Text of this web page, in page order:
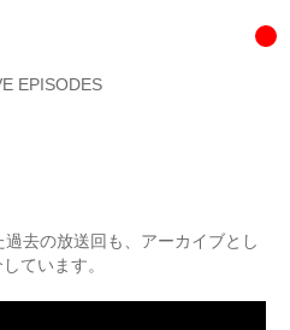
EPISODES
去の放送回も、アーカイブとし
ています。